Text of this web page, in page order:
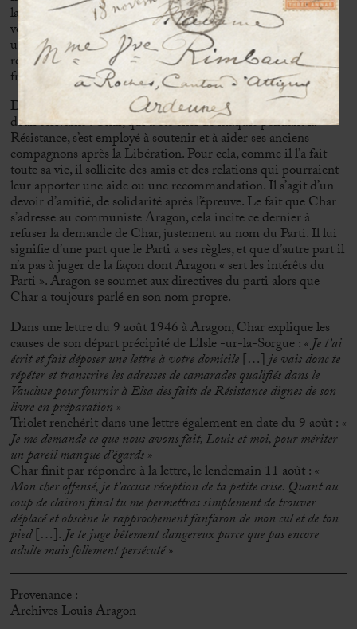
la remontrance d’Aragon sur la « muflerie » de Char, et sa
volonté de défendre Elsa, qui avait de son côté envoyé à Char
une lettre furieuse. Bref, une banale et fâcheuse histoire de
rendez-vous manqué, de malentendu et de susceptibilité
froissée.
Dans le rejet d’Aragon, on note les divergences politiques des
deux écrivains : Char, qui a été chef de maquis pendant la
Résistance, s’est employé à soutenir et à aider ses anciens
compagnons après la Libération. Pour cela, comme il l’a fait
toute sa vie, il sollicite des amis et des relations qui pourraient
leur apporter une aide ou une recommandation. Il s’agit d’un
devoir d’amitié, de solidarité après l’épreuve. Le fait que Char
s’adresse au communiste Aragon, cela incite ce dernier à
refuser la demande de Char, justement au nom du Parti. Il lui
signifie d’une part que le Parti a ses règles, et que d’autre part il
n’a pas à juger de la façon dont Aragon « sert les intérêts du
Parti ». Aragon se soumet aux directives du parti alors que
Char a toujours parlé en son nom propre.
Dans une lettre du 9 août 1946 à Aragon, Char explique les
causes de son départ précipité de L’Isle -ur-la-Sorgue :«Je t’ai
écrit et fait déposer une lettre à votre domicile […]je vais donc te
répéter et transcrire les adresses de camarades qualifiés dans le
Vaucluse pour fournir à Elsa des faits de Résistance dignes de son
livre en préparation »
Triolet renchérit dans une lettre également en date du 9 août :«
Je me demande ce que nous avons fait, Louis et moi, pour mériter
un pareil manque d’égards»
Char finit par répondre à la lettre, le lendemain 11 août :«
Mon cher offensé, je t’accuse réception de ta petite crise. Quant au
coup de clairon final tu me permettras simplement de trouver
déplacé et obscène le rapprochement fanfaron de mon cul et de ton
pied[…].Je te juge bêtement dangereux parce que pas encore
adulte mais follement persécuté»
Provenance :
Archives Louis Aragon